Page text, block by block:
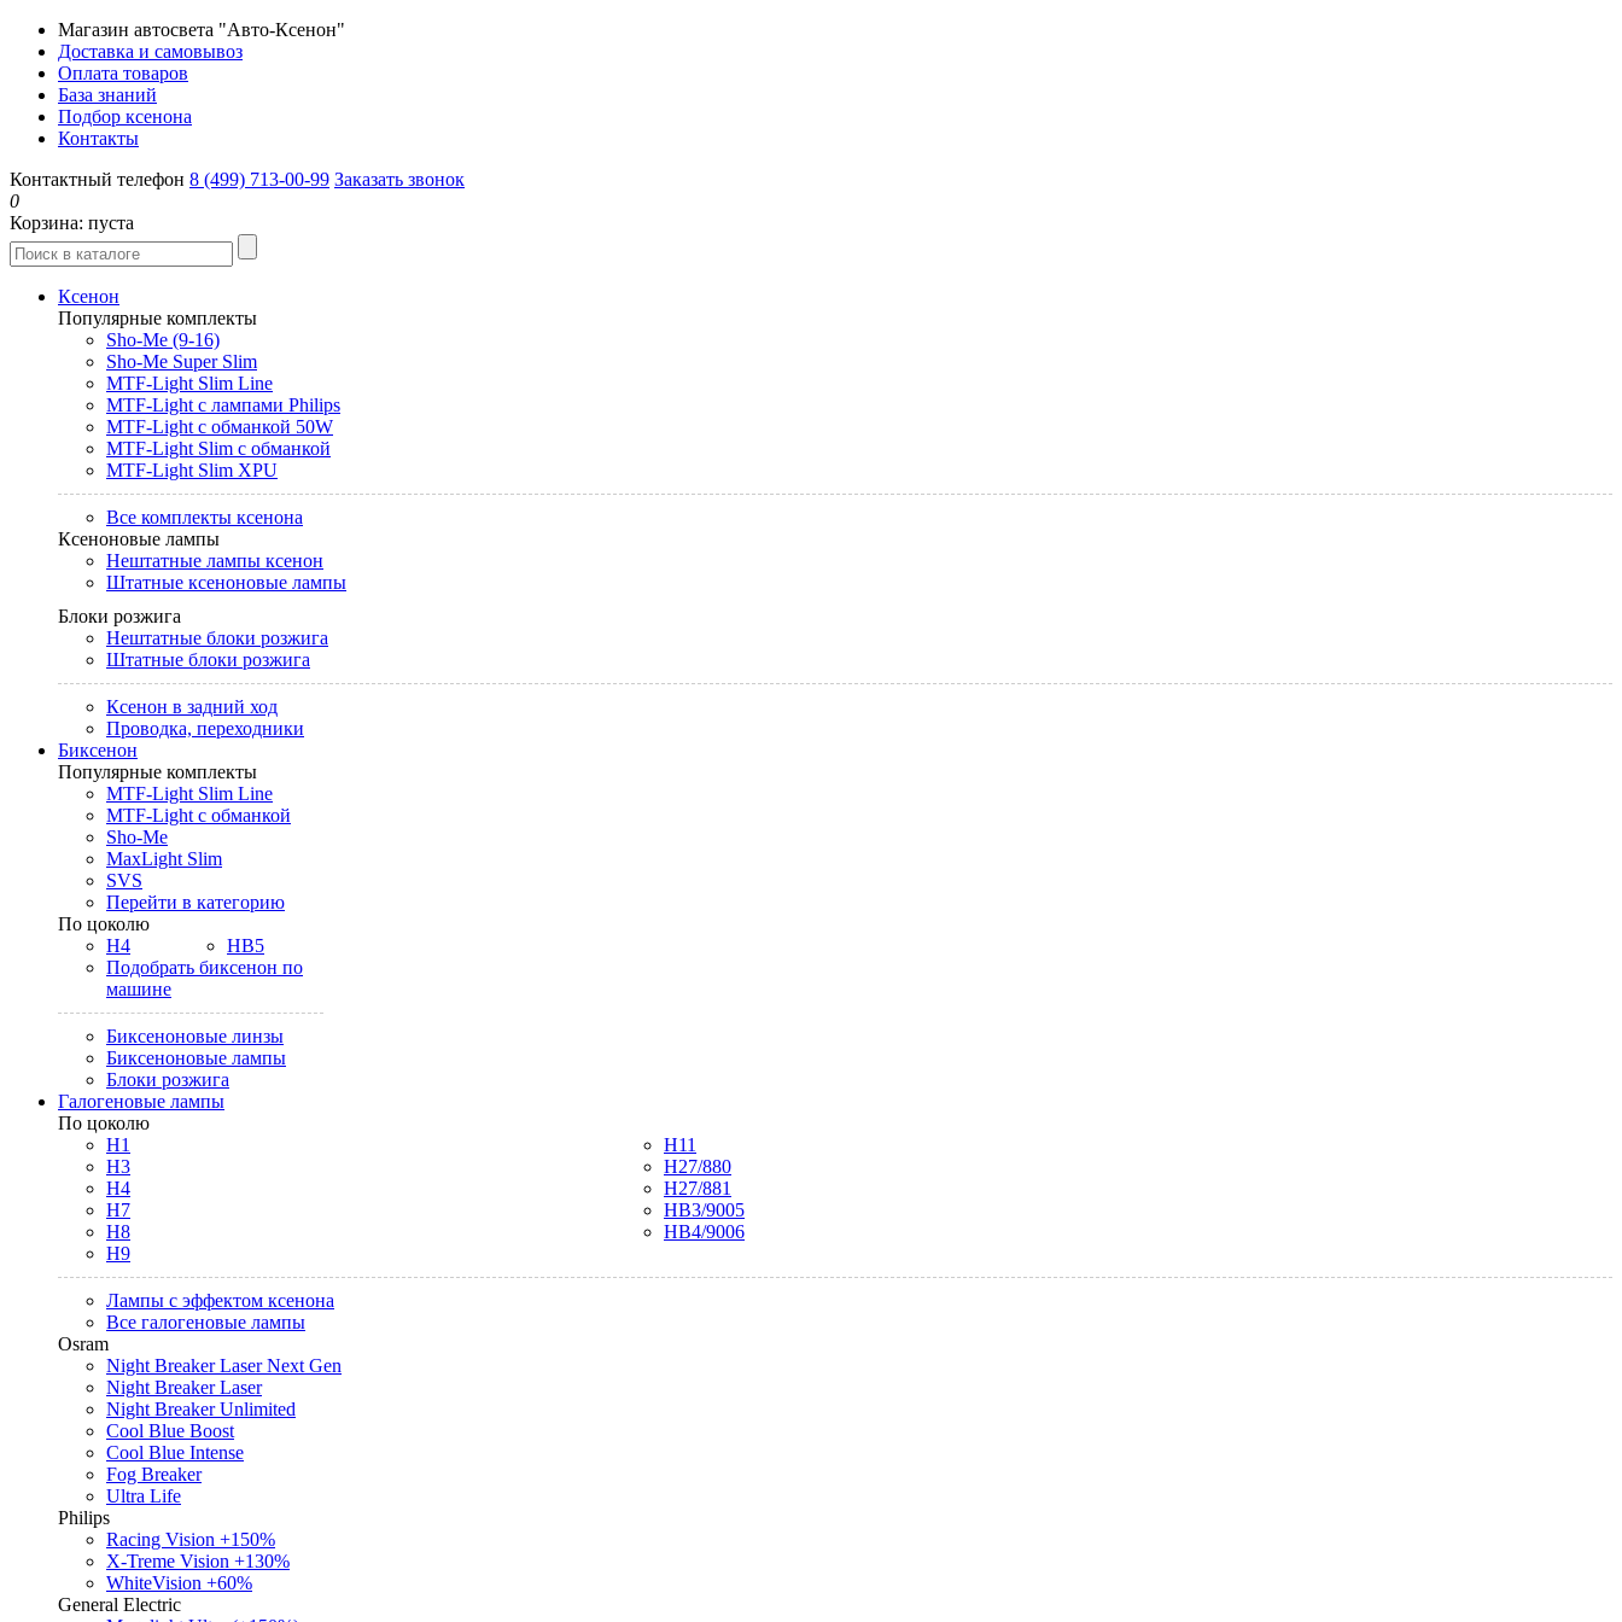
Магазин автосвета "Авто-Ксенон"
Доставка и самовывоз
Оплата товаров
База знаний
Подбор ксенона
Контакты
Контактный телефон 8 (499) 713-00-99 Заказать звонок
0
Корзина: пуста
Ксенон
Популярные комплекты
Sho-Me (9-16)
Sho-Me Super Slim
MTF-Light Slim Line
MTF-Light с лампами Philips
MTF-Light с обманкой 50W
MTF-Light Slim с обманкой
MTF-Light Slim XPU
Все комплекты ксенона
Ксеноновые лампы
Нештатные лампы ксенон
Штатные ксеноновые лампы
Блоки розжига
Нештатные блоки розжига
Штатные блоки розжига
Ксенон в задний ход
Проводка, переходники
Биксенон
Популярные комплекты
MTF-Light Slim Line
MTF-Light с обманкой
Sho-Me
MaxLight Slim
SVS
Перейти в категорию
По цоколю
H4
HB5
Подобрать биксенон по
машине
Биксеноновые линзы
Биксеноновые лампы
Блоки розжига
Галогеновые лампы
По цоколю
H1
H3
H4
H7
H8
H9
H11
H27/880
H27/881
HB3/9005
HB4/9006
Лампы с эффектом ксенона
Все галогеновые лампы
Osram
Night Breaker Laser Next Gen
Night Breaker Laser
Night Breaker Unlimited
Cool Blue Boost
Cool Blue Intense
Fog Breaker
Ultra Life
Philips
Racing Vision +150%
X-Treme Vision +130%
WhiteVision +60%
General Electric